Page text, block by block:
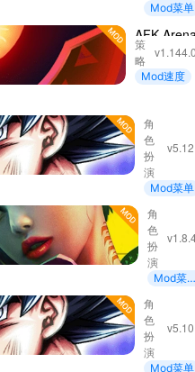
Mod菜单
AFK
策
略
Mod速度
BALL
角
色
扮
演
Mod菜单
明日边
- 赛博朋
克放置
RPG
角
色
扮
演
Mod菜
BALL
角
色
扮
演
Mod菜单